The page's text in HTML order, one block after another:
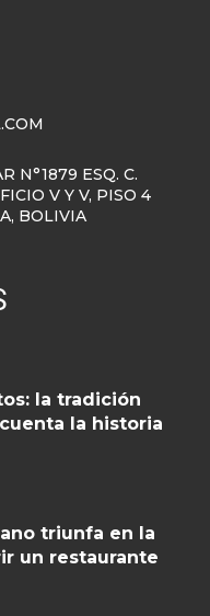
N°1879 ESQ. C.
V Y V, PISO 4
BOLIVIA
la tradición
la historia
triunfa en la
un restaurante